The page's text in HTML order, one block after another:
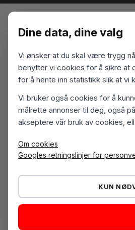
Dine data, dine valg
Vi ønsker at du skal være trygg
benytter vi cookies for å sikre at
for å hente inn statistikk slik at vi
Vi bruker også cookies for å
målrette annonser til deg, også
akseptere vår bruk av cookies,
Om cookies
Googles retningslinjer for
KUN